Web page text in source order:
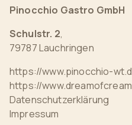
Pinocchio Gastro GmbH
Schulstr. 2,
79787 Lauchringen
https://www.pinocchio-
https://
Datenschutzerklärung
Impressum